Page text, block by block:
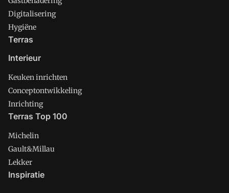
Digitalisering
Hygiëne
Terras
Interieur
Keuken inrichten
Conceptontwikkeling
Inrichting
Terras Top 100
Michelin
Gault&Millau
Lekker
Inspiratie